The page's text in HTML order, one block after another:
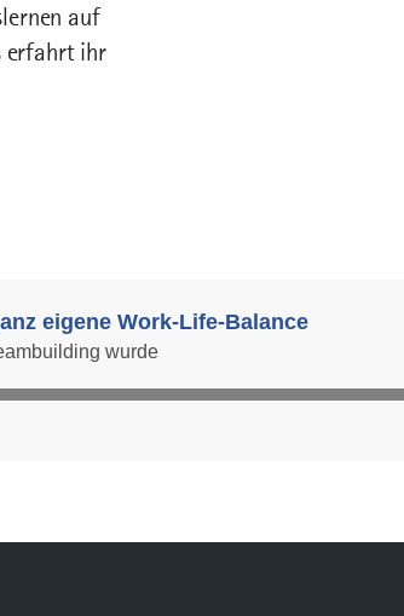
auf
erfahrt ihr